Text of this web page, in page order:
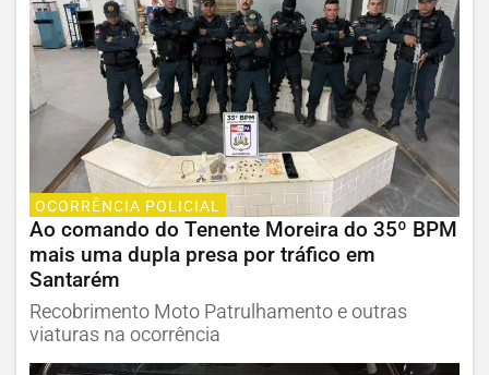
OCORRÊNCIA POLICIAL
Ao comando do Tenente Moreira do 35º BPM
mais uma dupla presa por tráfico em
Santarém
Recobrimento Moto Patrulhamento e outras
viaturas na ocorrência